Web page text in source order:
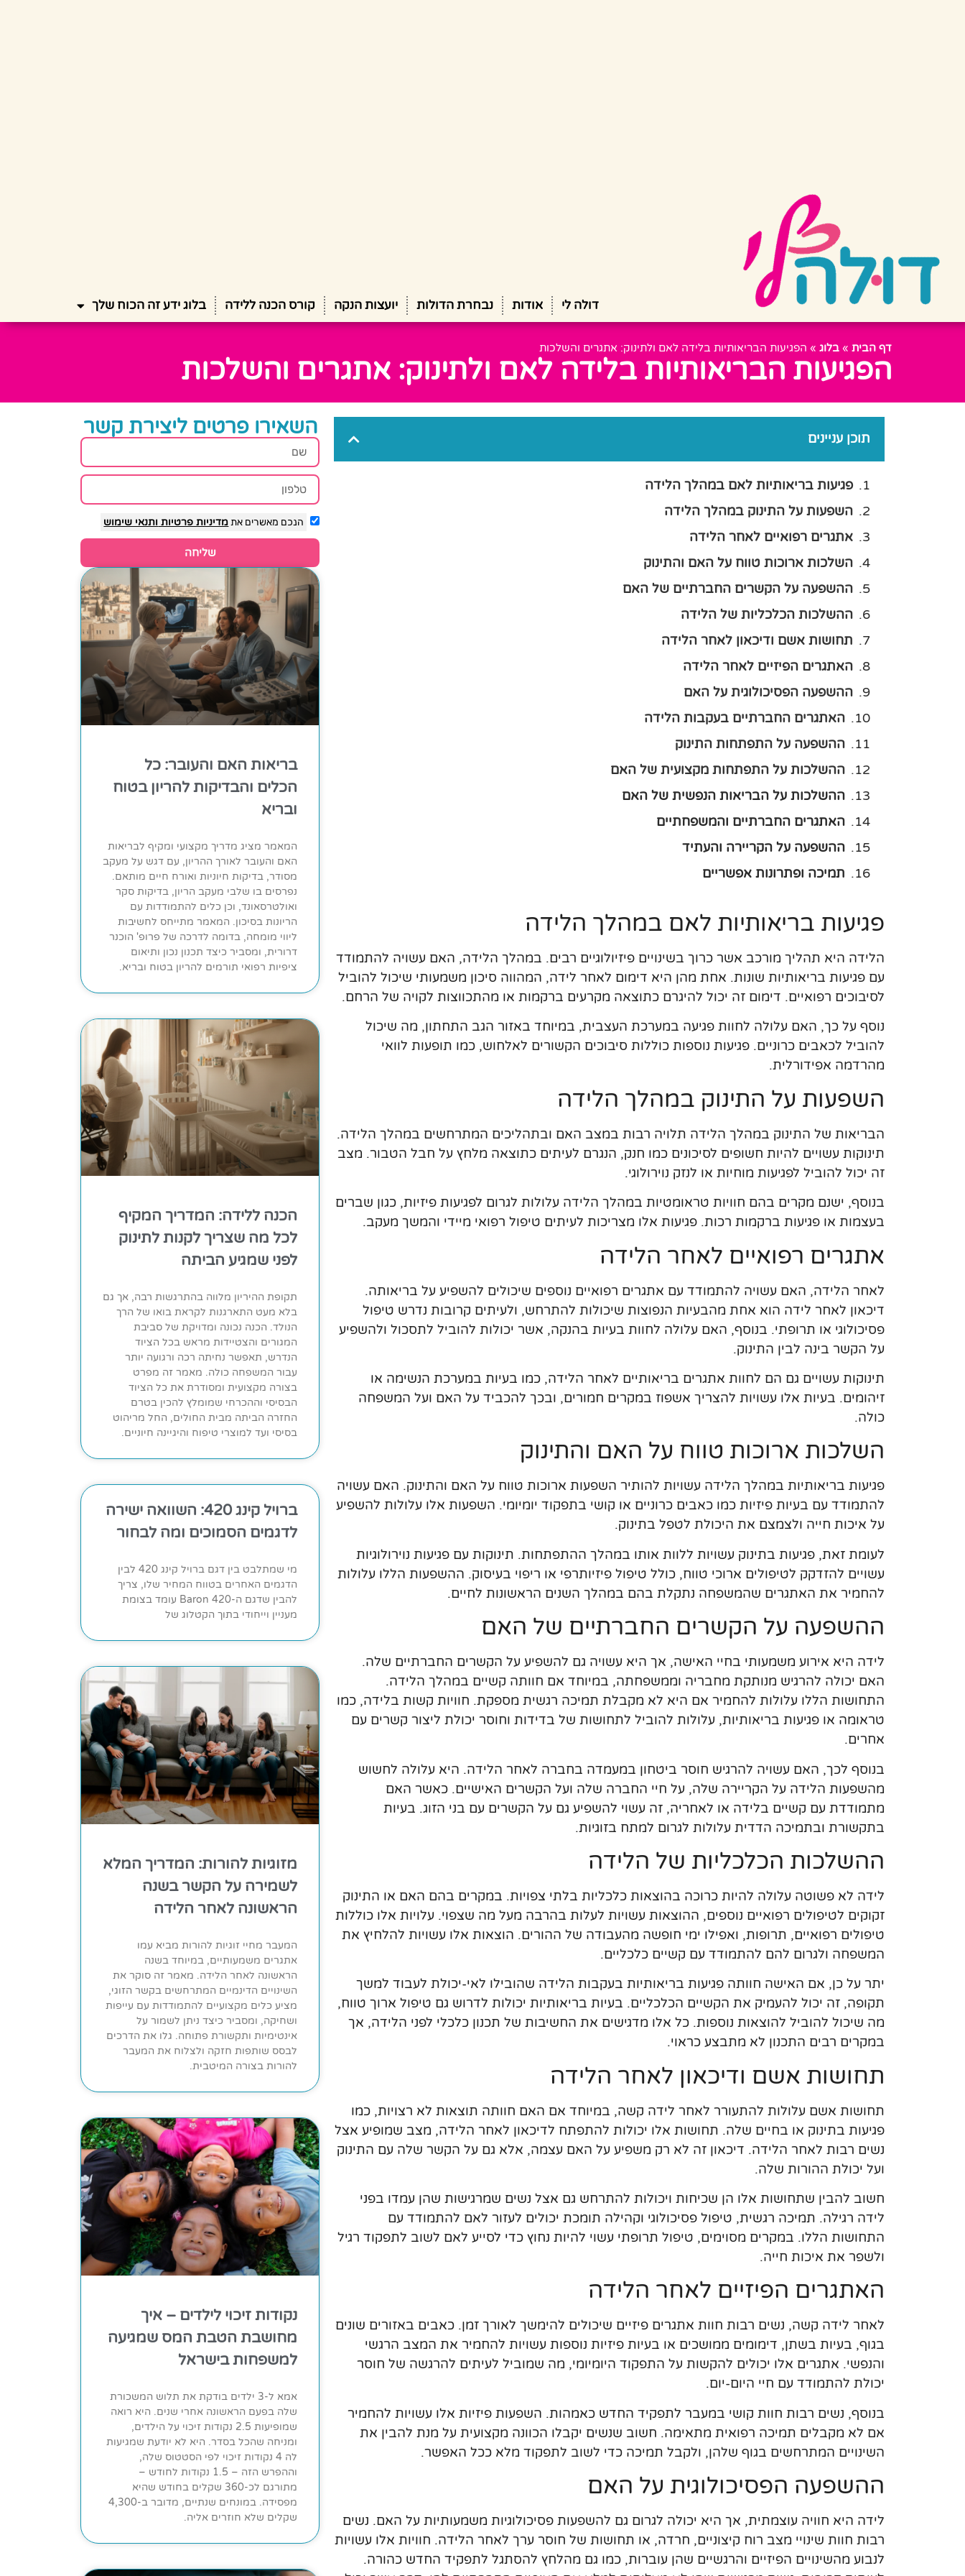
דולה לי אודות נבחרת הדולות יועצות הנקה קורס הכנה ללידה בלוג ידע זה הכוח שלך
דף הבית » בלוג » הפגיעות הבריאותיות בלידה לאם ולתינוק: אתגרים והשלכות
הפגיעות הבריאותיות בלידה לאם ולתינוק: אתגרים והשלכות
תוכן עניינים
פגיעות בריאותיות לאם במהלך הלידה
השפעות על התינוק במהלך הלידה
אתגרים רפואיים לאחר הלידה
השלכות ארוכות טווח על האם והתינוק
ההשפעה על הקשרים החברתיים של האם
ההשלכות הכלכליות של הלידה
תחושות אשם ודיכאון לאחר הלידה
האתגרים הפיזיים לאחר הלידה
ההשפעה הפסיכולוגית על האם
האתגרים החברתיים בעקבות הלידה
ההשפעה על התפתחות התינוק
ההשלכות על התפתחות מקצועית של האם
ההשלכות על הבריאות הנפשית של האם
האתגרים החברתיים והמשפחתיים
ההשפעה על הקריירה והעתיד
תמיכה ופתרונות אפשריים
פגיעות בריאותיות לאם במהלך הלידה
הלידה היא תהליך מורכב אשר כרוך בשינויים פיזיולוגיים רבים. במהלך הלידה, האם עשויה להתמודד
עם פגיעות בריאותיות שונות. אחת מהן היא דימום לאחר לידה, המהווה סיכון משמעותי שיכול להוביל
לסיבוכים רפואיים. דימום זה יכול להיגרם כתוצאה מקרעים ברקמות או מהתכווצות לקויה של הרחם.
נוסף על כך, האם עלולה לחוות פגיעה במערכת העצבית, במיוחד באזור הגב התחתון, מה שיכול
להוביל לכאבים כרוניים. פגיעות נוספות כוללות סיבוכים הקשורים לאלחוש, כמו תופעות לוואי
מהרדמה אפידורלית.
השפעות על התינוק במהלך הלידה
הבריאות של התינוק במהלך הלידה תלויה רבות במצב האם ובתהליכים המתרחשים במהלך הלידה.
תינוקות עשויים להיות חשופים לסיכונים כמו חנק, הנגרם לעיתים כתוצאה מלחץ על חבל הטבור. מצב
זה יכול להוביל לפגיעות מוחיות או לנזק נוירולוגי.
בנוסף, ישנם מקרים בהם חוויות טראומטיות במהלך הלידה עלולות לגרום לפגיעות פיזיות, כגון שברים
בעצמות או פגיעות ברקמות רכות. פגיעות אלו מצריכות לעיתים טיפול רפואי מיידי והמשך מעקב.
אתגרים רפואיים לאחר הלידה
לאחר הלידה, האם עשויה להתמודד עם אתגרים רפואיים נוספים שיכולים להשפיע על בריאותה.
דיכאון לאחר לידה הוא אחת מהבעיות הנפוצות שיכולות להתרחש, ולעיתים קרובות נדרש טיפול
פסיכולוגי או תרופתי. בנוסף, האם עלולה לחוות בעיות בהנקה, אשר יכולות להוביל לתסכול ולהשפיע
על הקשר בינה לבין התינוק.
תינוקות עשויים גם הם לחוות אתגרים בריאותיים לאחר הלידה, כמו בעיות במערכת הנשימה או
זיהומים. בעיות אלו עשויות להצריך אשפוז במקרים חמורים, ובכך להכביד על האם ועל המשפחה
כולה.
השלכות ארוכות טווח על האם והתינוק
פגיעות בריאותיות במהלך הלידה עשויות להותיר השפעות ארוכות טווח על האם והתינוק. האם עשויה
להתמודד עם בעיות פיזיות כמו כאבים כרוניים או קושי בתפקוד יומיומי. השפעות אלו עלולות להשפיע
על איכות חייה ולצמצם את היכולת לטפל בתינוק.
לעומת זאת, פגיעות בתינוק עשויות ללוות אותו במהלך ההתפתחות. תינוקות עם פגיעות נוירולוגיות
עשויים להזדקק לטיפולים ארוכי טווח, כולל טיפול פיזיותרפי או ריפוי בעיסוק. ההשפעות הללו עלולות
להחמיר את האתגרים שהמשפחה נתקלת בהם במהלך השנים הראשונות לחיים.
ההשפעה על הקשרים החברתיים של האם
לידה היא אירוע משמעותי בחיי האישה, אך היא עשויה גם להשפיע על הקשרים החברתיים שלה.
האם יכולה להרגיש מנותקת מחבריה וממשפחתה, במיוחד אם חוותה קשיים במהלך הלידה.
התחושות הללו עלולות להחמיר אם היא לא מקבלת תמיכה רגשית מספקת. חוויות קשות בלידה, כמו
טראומה או פגיעות בריאותיות, עלולות להוביל לתחושות של בדידות וחוסר יכולת ליצור קשרים עם
אחרים.
בנוסף לכך, האם עשויה להרגיש חוסר ביטחון במעמדה בחברה לאחר הלידה. היא עלולה לחשוש
מהשפעות הלידה על הקריירה שלה, על חיי החברה שלה ועל הקשרים האישיים. כאשר האם
מתמודדת עם קשיים בלידה או לאחריה, זה עשוי להשפיע גם על הקשרים עם בני הזוג. בעיות
בתקשורת ובתמיכה הדדית עלולות לגרום למתח בזוגיות.
ההשלכות הכלכליות של הלידה
לידה לא פשוטה עלולה להיות כרוכה בהוצאות כלכליות בלתי צפויות. במקרים בהם האם או התינוק
זקוקים לטיפולים רפואיים נוספים, ההוצאות עשויות לעלות בהרבה מעל מה שצפוי. עלויות אלו כוללות
טיפולים רפואיים, תרופות, ואפילו ימי חופשה מהעבודה של ההורים. הוצאות אלו עשויות להלחיץ את
המשפחה ולגרום להם להתמודד עם קשיים כלכליים.
יתר על כן, אם האישה חוותה פגיעות בריאותיות בעקבות הלידה שהובילו לאי-יכולת לעבוד למשך
תקופה, זה יכול להעמיק את הקשיים הכלכליים. בעיות בריאותיות יכולות לדרוש גם טיפול ארוך טווח,
מה שיכול להוביל להוצאות נוספות. כל אלו מדגישים את החשיבות של תכנון כלכלי לפני הלידה, אך
במקרים רבים התכנון לא מתבצע כראוי.
תחושות אשם ודיכאון לאחר הלידה
תחושות אשם עלולות להתעורר לאחר לידה קשה, במיוחד אם האם חוותה תוצאות לא רצויות, כמו
פגיעות בתינוק או בחיים שלה. תחושות אלו יכולות להתפתח לדיכאון לאחר הלידה, מצב שמופיע אצל
נשים רבות לאחר הלידה. דיכאון זה לא רק משפיע על האם עצמה, אלא גם על הקשר שלה עם התינוק
ועל יכולת ההורות שלה.
חשוב להבין שתחושות אלו הן שכיחות ויכולות להתרחש גם אצל נשים שמרגישות שהן עמדו בפני
לידה רגילה. תמיכה רגשית, טיפול פסיכולוגי וקהילה תומכת יכולים לעזור לאם להתמודד עם
התחושות הללו. במקרים מסוימים, טיפול תרופתי עשוי להיות נחוץ כדי לסייע לאם לשוב לתפקוד רגיל
ולשפר את איכות חייה.
האתגרים הפיזיים לאחר הלידה
לאחר לידה קשה, נשים רבות חוות אתגרים פיזיים שיכולים להימשך לאורך זמן. כאבים באזורים שונים
בגוף, בעיות בשתן, דימומים ממושכים או בעיות פיזיות נוספות עשויות להחמיר את המצב הרגשי
והנפשי. אתגרים אלו יכולים להקשות על התפקוד היומיומי, מה שמוביל לעיתים להרגשה של חוסר
יכולת להתמודד עם חיי היום-יום.
בנוסף, נשים רבות חוות קושי במעבר לתפקיד החדש כאמהות. השפעות פיזיות אלו עשויות להחמיר
אם לא מקבלים תמיכה רפואית מתאימה. חשוב שנשים יקבלו הכוונה מקצועית על מנת להבין את
השינויים המתרחשים בגוף שלהן, ולקבל תמיכה כדי לשוב לתפקוד מלא ככל האפשר.
ההשפעה הפסיכולוגית על האם
לידה היא חוויה עוצמתית, אך היא יכולה לגרום גם להשפעות פסיכולוגיות משמעותיות על האם. נשים
רבות חוות שינויי מצב רוח קיצוניים, חרדה, או תחושות של חוסר ערך לאחר הלידה. חוויות אלו עשויות
לנבוע מהשינויים הפיזיים והרגשיים שהן עוברות, כמו גם מהלחץ להסתגל לתפקיד החדש כהורה.
השאירו פרטים ליצירת קשר
הנכם מאשרים אתמדיניות פרטיות ותנאי שימוש
שליחה
בריאות האם והעובר: כל
הכלים והבדיקות להריון בטוח
ובריא
המאמר מציג מדריך מקצועי ומקיף לבריאות
האם והעובר לאורך ההריון, עם דגש על מעקב
מסודר, בדיקות חיוניות ואורח חיים מותאם.
נפרסים בו שלבי מעקב הריון, בדיקות סקר
ואולטרסאונד, וכן כלים להתמודדות עם
הריונות בסיכון. המאמר מתייחס לחשיבות
ליווי מומחה, בדומה לדרכה של פרופ' הוכנר
דרורית, ומסביר כיצד תכנון נכון ותיאום
ציפיות רפואי תורמים להריון בטוח ובריא.
הכנה ללידה: המדריך המקיף
לכל מה שצריך לקנות לתינוק
לפני שמגיע הביתה
תקופת ההיריון מלווה בהתרגשות רבה, אך גם
בלא מעט התארגנות לקראת בואו של הרך
הנולד. הכנה נכונה ומדויקת של סביבת
המגורים והצטיידות מראש בכל הציוד
הנדרש, תאפשר נחיתה רכה ורגועה יותר
עבור המשפחה כולה. מאמר זה מפרט
בצורה מקצועית ומסודרת את כל הציוד
הבסיסי וההכרחי שמומלץ להכין בטרם
החזרה הביתה מבית החולים, החל מריהוט
בסיסי ועד למוצרי טיפוח והיגיינה חיוניים.
ברויל קינג 420: השוואה ישירה
לדגמים הסמוכים ומה לבחור
מי שמתלבט בין דגם ברויל קינג 420 לבין
הדגמים האחרים בטווח המחיר שלו, צריך
להבין שדגם ה-Baron 420 עומד בצומת
מעניין וייחודי בתוך הקטלוג של
מזוגיות להורות: המדריך המלא
לשמירה על הקשר בשנה
הראשונה לאחר הלידה
המעבר מחיי זוגיות להורות מביא עמו
אתגרים משמעותיים, במיוחד בשנה
הראשונה לאחר הלידה. מאמר זה סוקר את
השינויים הדינמיים המתרחשים בקשר הזוגי,
מציע כלים מקצועיים להתמודדות עם עייפות
ושחיקה, ומסביר כיצד ניתן לשמור על
אינטימיות ותקשורת פתוחה. גלו את הדרכים
לבסס שותפות חזקה ולצלוח את המעבר
להורות בצורה המיטבית.
נקודות זיכוי לילדים – איך
מחושבת הטבת המס שמגיעה
למשפחות בישראל
אמא ל-3 ילדים בודקת את תלוש המשכורת
שלה בפעם הראשונה אחרי שנים. היא רואה
שמופיעות 2.5 נקודות זיכוי על הילדים,
ומניחה שהכל בסדר. היא לא יודעת שמגיעות
לה 4 נקודות זיכוי לפי הסטטוס שלה,
וההפרש הזה – 1.5 נקודות לחודש –
מתורגם לכ-360 שקלים בחודש שהיא
מפסידה. במונחים שנתיים, מדובר ב-4,300
שקלים שלא חוזרים אליה.